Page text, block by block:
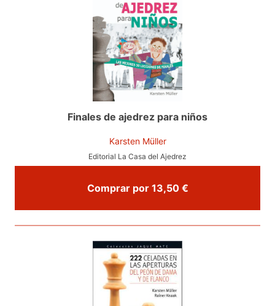
Finales de ajedrez para niños
Karsten Müller
Editorial La Casa del Ajedrez
Comprar por 13,50 €